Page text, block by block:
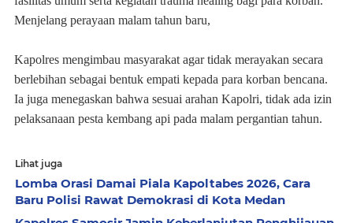
Menjelang perayaan malam tahun baru,
Kapolres mengimbau masyarakat agar tidak merayakan secara
berlebihan sebagai bentuk empati kepada para korban bencana.
Ia juga menegaskan bahwa sesuai arahan Kapolri, tidak ada izin
pelaksanaan pesta kembang api pada malam pergantian tahun.
Lihat juga
Lomba Orasi Damai Piala Kapoltabes 2026, Cara
Baru Polisi Rawat Demokrasi di Kota Medan